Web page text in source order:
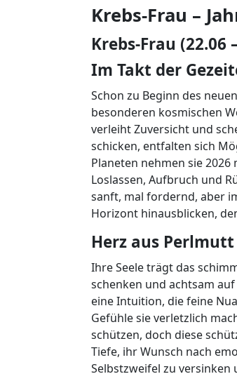
Krebs-Frau –
Krebs-Frau (22.06
Im Takt der
Schon zu Beginn des
besonderen kosmischen
verleiht Zuversicht und
schicken, entfalten sich
Planeten nehmen sie 2026
Loslassen, Aufbruch und
sanft, mal fordernd, aber
Horizont hinausblicken,
Herz aus
Ihre Seele trägt das
schenken und achtsam
eine Intuition, die feine
Gefühle sie verletzlich
schützen, doch diese
Tiefe, ihr Wunsch nach
Selbstzweifel zu